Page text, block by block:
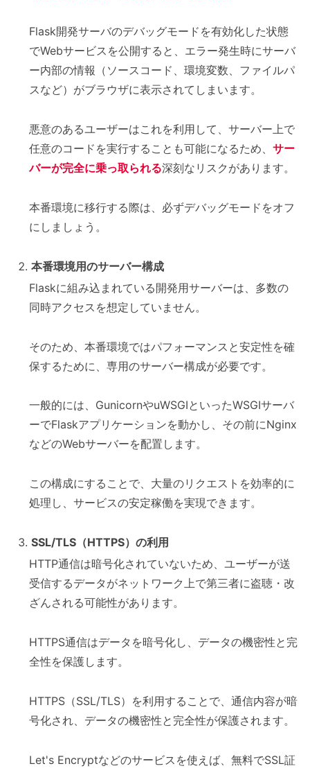
Flask開発サーバのデバッグモードを有効化した状態
でWebサービスを公開すると、エラー発生時にサーバ
ー内部の情報（ソースコード、環境変数、ファイルパ
スなど）がブラウザに表示されてしまいます。
悪意のあるユーザーはこれを利用して、サーバー上で
任意のコードを実行することも可能になるため、 サー
バーが完全に乗っ取られる深刻なリスクがあります。
本番環境に移行する際は、必ずデバッグモードをオフ
にしましょう。
本番環境用のサーバー構成
Flaskに組み込まれている開発用サーバーは、多数の
同時アクセスを想定していません。
そのため、本番環境ではパフォーマンスと安定性を確
保するために、専用のサーバー構成が必要です。
一般的には、GunicornやuWSGIといったWSGIサーバ
ーでFlaskアプリケーションを動かし、その前にNginx
などのWebサーバーを配置します。
この構成にすることで、大量のリクエストを効率的に
処理し、サービスの安定稼働を実現できます。
SSL/TLS（HTTPS）の利用
HTTP通信は暗号化されていないため、ユーザーが送
受信するデータがネットワーク上で第三者に盗聴・改
ざんされる可能性があります。
HTTPS通信はデータを暗号化し、データの機密性と完
全性を保護します。
HTTPS（SSL/TLS）を利用することで、通信内容が暗
号化され、データの機密性と完全性が保護されます。
Let's Encryptなどのサービスを使えば、無料でSSL証